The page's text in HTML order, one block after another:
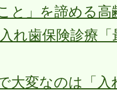
と」を諦める
れ歯保険診療
大変なのは「